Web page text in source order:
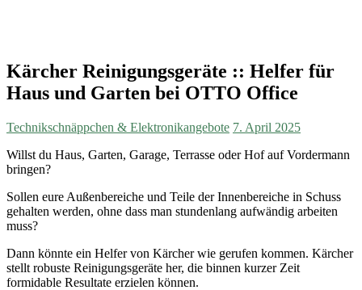
Kärcher Reinigungsgeräte :: Helfer für
Haus und Garten bei OTTO Office
Technikschnäppchen & Elektronikangebote 7. April 2025
Willst du Haus, Garten, Garage, Terrasse oder Hof auf Vordermann
bringen?
Sollen eure Außenbereiche und Teile der Innenbereiche in Schuss
gehalten werden, ohne dass man stundenlang aufwändig arbeiten
muss?
Dann könnte ein Helfer von Kärcher wie gerufen kommen. Kärcher
stellt robuste Reinigungsgeräte her, die binnen kurzer Zeit
formidable Resultate erzielen können.